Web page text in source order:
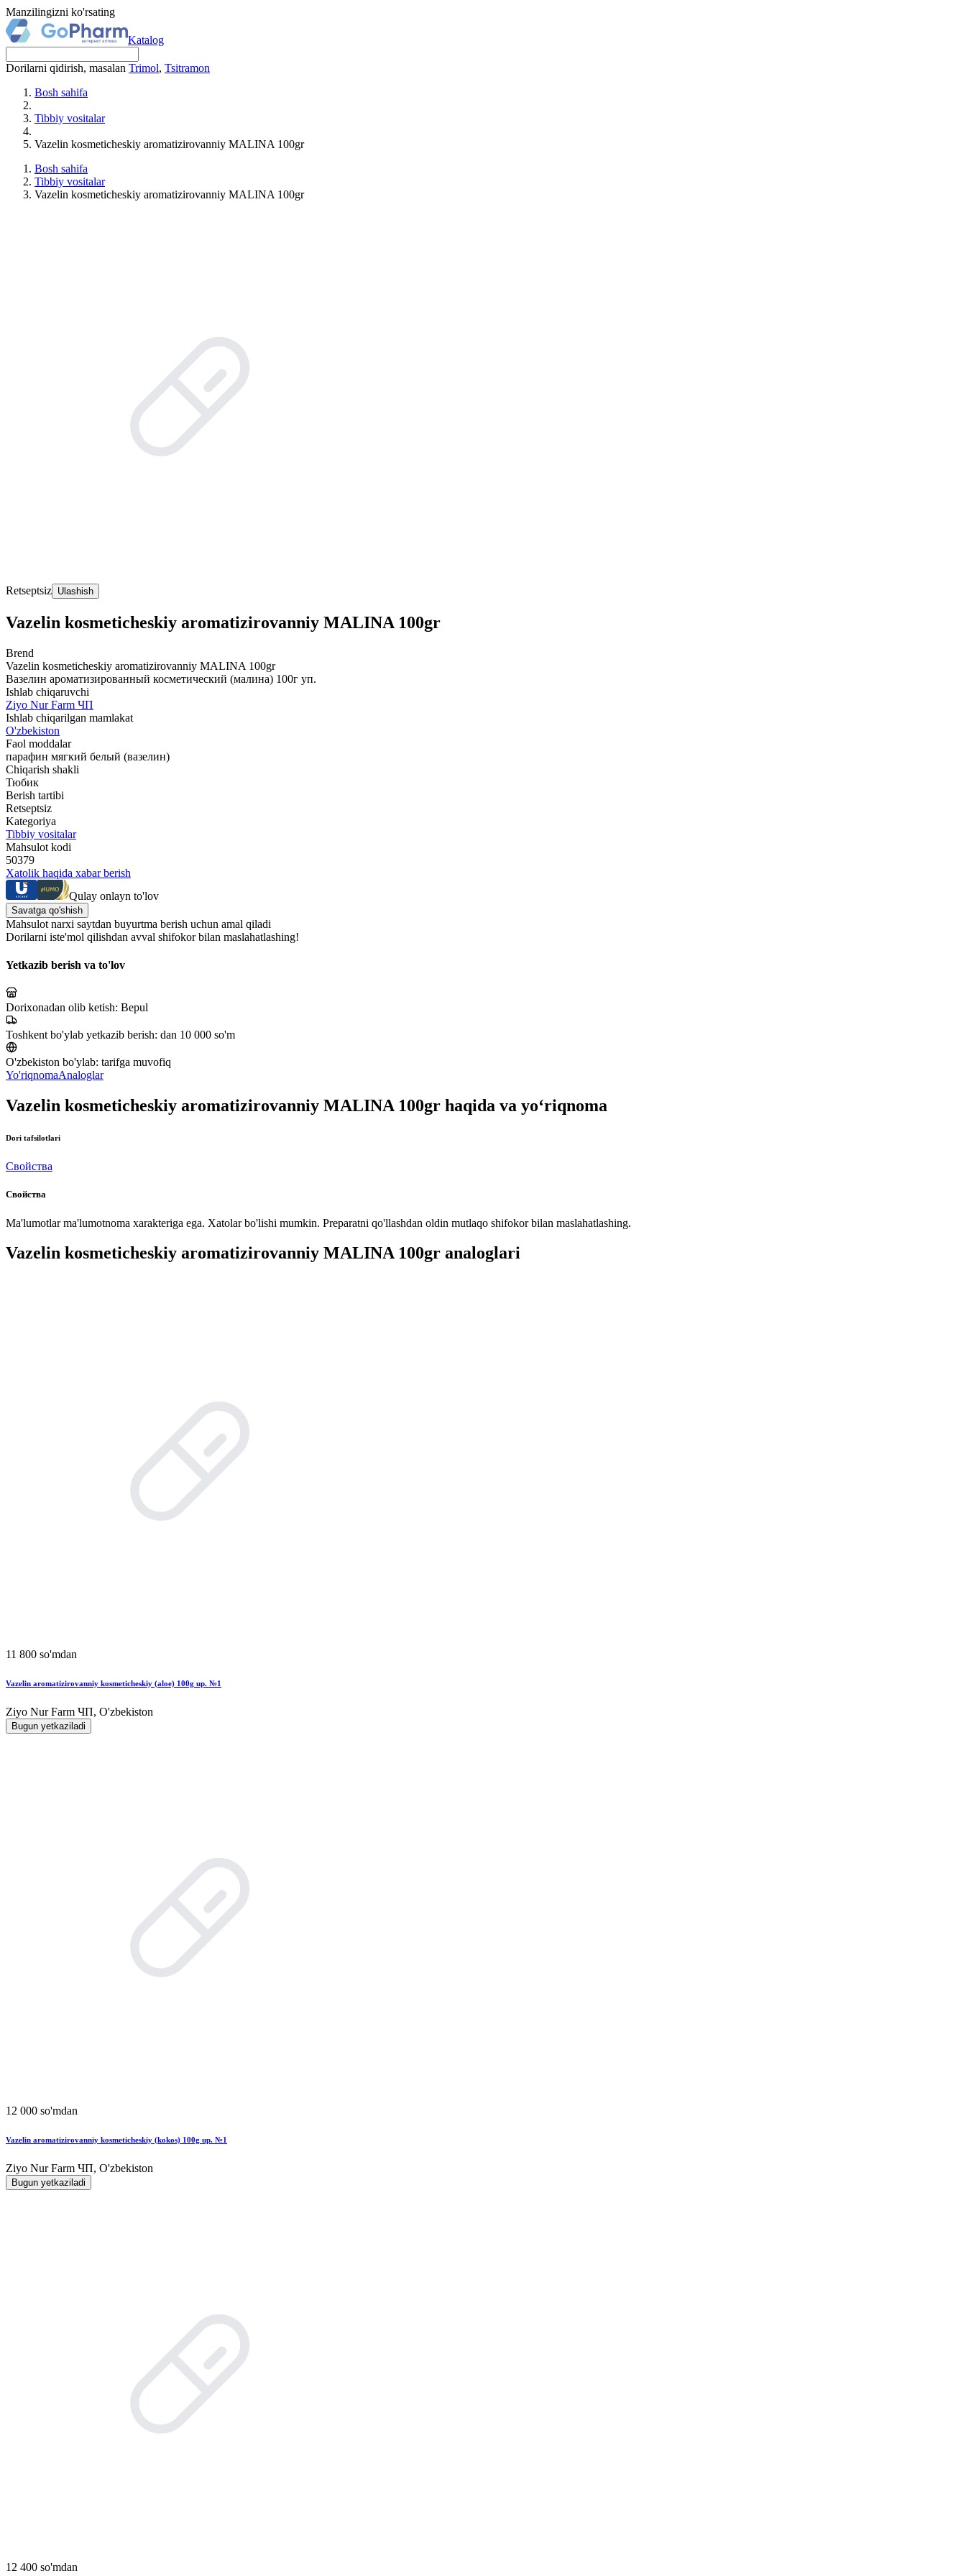
Manzilingizni ko'rsating
Katalog
Dorilarni qidirish, masalan Trimol, Tsitramon
Bosh sahifa
Tibbiy vositalar
Vazelin kosmeticheskiy aromatizirovanniy MALINA 100gr
Bosh sahifa
Tibbiy vositalar
Vazelin kosmeticheskiy aromatizirovanniy MALINA 100gr
Retseptsiz Ulashish
Vazelin kosmeticheskiy aromatizirovanniy MALINA 100gr
Brend
Vazelin kosmeticheskiy aromatizirovanniy MALINA 100gr
Вазелин ароматизированный косметический (малина) 100г уп.
Ishlab chiqaruvchi
Ziyo Nur Farm ЧП
Ishlab chiqarilgan mamlakat
O'zbekiston
Faol moddalar
парафин мягкий белый (вазелин)
Chiqarish shakli
Тюбик
Berish tartibi
Retseptsiz
Kategoriya
Tibbiy vositalar
Mahsulot kodi
50379
Xatolik haqida xabar berish
Qulay onlayn to'lov
Savatga qo'shish
Mahsulot narxi saytdan buyurtma berish uchun amal qiladi
Dorilarni iste'mol qilishdan avval shifokor bilan maslahatlashing!
Yetkazib berish va to'lov
Dorixonadan olib ketish: Bepul
Toshkent bo'ylab yetkazib berish: dan 10 000 so'm
O'zbekiston bo'ylab: tarifga muvofiq
Yo'riqnomaAnaloglar
Vazelin kosmeticheskiy aromatizirovanniy MALINA 100gr haqida va yo‘riqnoma
Dori tafsilotlari
Свойства
Свойства
Ma'lumotlar ma'lumotnoma xarakteriga ega. Xatolar bo'lishi mumkin. Preparatni qo'llashdan oldin mutlaqo shifokor bilan maslahatlashing.
Vazelin kosmeticheskiy aromatizirovanniy MALINA 100gr analoglari
11 800 so'mdan
Vazelin aromatizirovanniy kosmeticheskiy (aloe) 100g up. №1
Ziyo Nur Farm ЧП, O'zbekiston
Bugun yetkaziladi
12 000 so'mdan
Vazelin aromatizirovanniy kosmeticheskiy (kokos) 100g up. №1
Ziyo Nur Farm ЧП, O'zbekiston
Bugun yetkaziladi
12 400 so'mdan